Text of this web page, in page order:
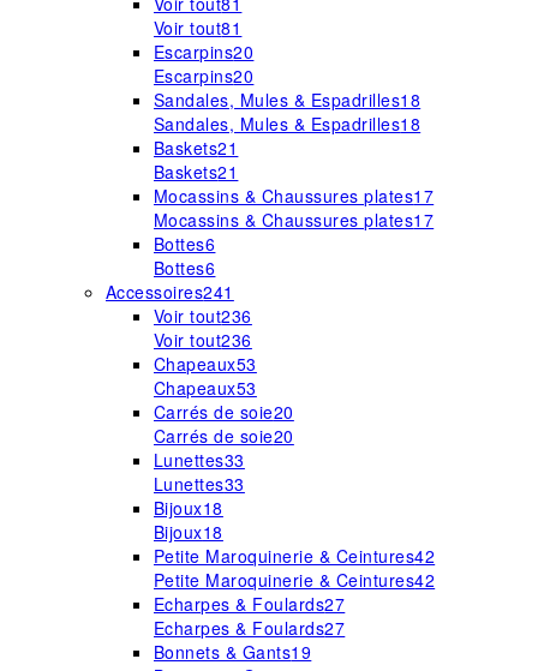
Voir tout81
Escarpins20
Escarpins20
Sandales, Mules & Espadrilles18
Sandales, Mules & Espadrilles18
Baskets21
Baskets21
Mocassins & Chaussures plates17
Mocassins & Chaussures plates17
Bottes6
Bottes6
Accessoires241
Voir tout236
Voir tout236
Chapeaux53
Chapeaux53
Carrés de soie20
Carrés de soie20
Lunettes33
Lunettes33
Bijoux18
Bijoux18
Petite Maroquinerie & Ceintures42
Petite Maroquinerie & Ceintures42
Echarpes & Foulards27
Echarpes & Foulards27
Bonnets & Gants19